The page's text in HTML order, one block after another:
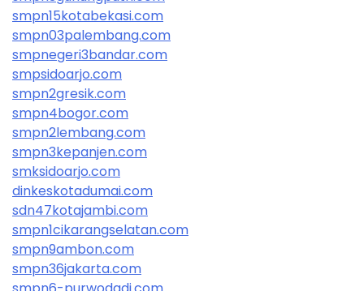
smpn15kotabekasi.com
smpn03palembang.com
smpnegeri3bandar.com
smpsidoarjo.com
smpn2gresik.com
smpn4bogor.com
smpn2lembang.com
smpn3kepanjen.com
smksidoarjo.com
dinkeskotadumai.com
sdn47kotajambi.com
smpn1cikarangselatan.com
smpn9ambon.com
smpn36jakarta.com